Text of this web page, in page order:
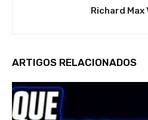
Richard Max
ARTIGOS RELACIONADOS